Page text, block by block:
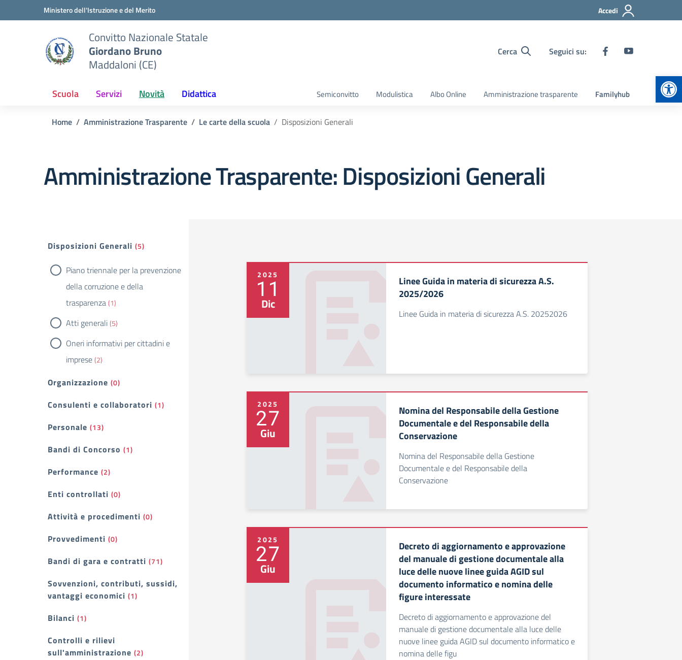
Vai ai contenuti
Vai al menu di navigazioneMinistero dell'Istruzione e del Merito Accedi
Convitto Nazionale Statale
Giordano Bruno
Maddaloni (CE)
Cerca Seguici su:
Scuola Servizi Novità Didattica Semiconvitto Modulistica Albo Online Amministrazione trasparente Familyhub
Home Amministrazione Trasparente Le carte della scuola Disposizioni Generali
Amministrazione Trasparente:Disposizioni Generali
Filtri
Disposizioni Generali (5)
Piano triennale per la prevenzione
della corruzione e della
trasparenza(1)
Atti generali(5)
Oneri informativi per cittadini e
imprese(2)
Organizzazione (0)
Consulenti e collaboratori (1)
Personale (13)
Bandi di Concorso (1)
Performance (2)
Enti controllati (0)
Attività e procedimenti (0)
Provvedimenti (0)
Bandi di gara e contratti (71)
Sovvenzioni, contributi, sussidi,
vantaggi economici (1)
Bilanci (1)
Controlli e rilievi
sull'amministrazione (2)
2025
11
Dic
Linee Guida in materia di sicurezza A.S.
2025/2026
Linee Guida in materia di sicurezza A.S. 20252026
2025
27
Giu
Nomina del Responsabile della Gestione
Documentale e del Responsabile della
Conservazione
Nomina del Responsabile della Gestione
Documentale e del Responsabile della
Conservazione
2025
27
Giu
Decreto di aggiornamento e approvazione
del manuale di gestione documentale alla
luce delle nuove linee guida AGID sul
documento informatico e nomina delle
figure interessate
Decreto di aggiornamento e approvazione del
manuale di gestione documentale alla luce delle
nuove linee guida AGID sul documento informatico e
nomina delle figu